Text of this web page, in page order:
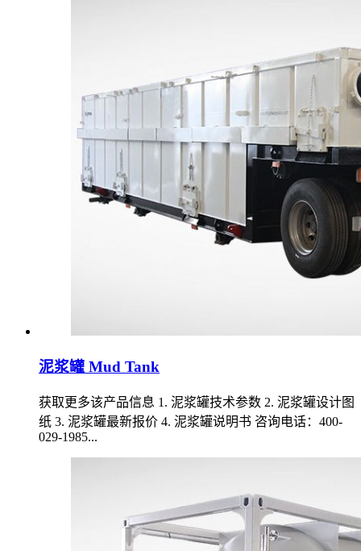
泥浆罐 Mud Tank
获取更多该产品信息 1. 泥浆罐技术参数 2. 泥浆罐设计图
纸 3. 泥浆罐最新报价 4. 泥浆罐说明书 咨询电话：400-
029-1985...